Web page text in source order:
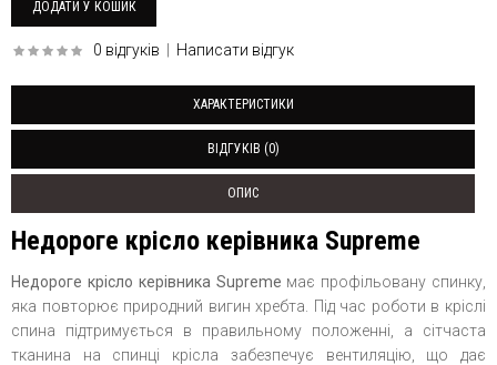
0 відгуків Написати відгук
ХАРАКТЕРИСТИКИ
ВІДГУКІВ (0)
ОПИС
Недороге крісло керівника Supreme
Недороге крісло керівника Supreme має профільовану спинку,
яка повторює природний вигин хребта. Під час роботи в кріслі
спина підтримується в правильному положенні, а сітчаста
тканина на спинці крісла забезпечує вентиляцію, що дає